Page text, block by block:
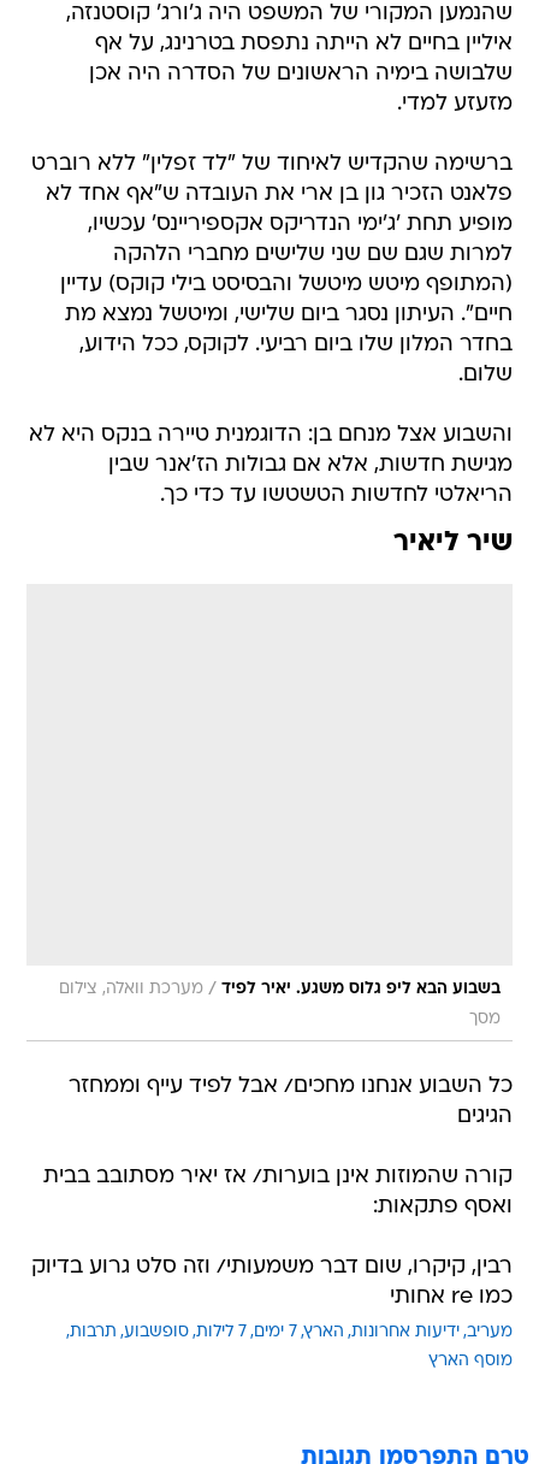
שהנמען המקורי של המשפט היה ג'ורג' קוסטנזה,
איליין בחיים לא הייתה נתפסת בטרנינג, על אף
שלבושה בימיה הראשונים של הסדרה היה אכן
מזעזע למדי.
ברשימה שהקדיש לאיחוד של "לד זפלין" ללא רוברט
פלאנט הזכיר גון בן ארי את העובדה ש"אף אחד לא
מופיע תחת 'ג'ימי הנדריקס אקספיריינס' עכשיו,
למרות שגם שם שני שלישים מחברי הלהקה
(המתופף מיטש מיטשל והבסיסט בילי קוקס) עדיין
חיים". העיתון נסגר ביום שלישי, ומיטשל נמצא מת
בחדר המלון שלו ביום רביעי. לקוקס, ככל הידוע,
שלום.
והשבוע אצל מנחם בן: הדוגמנית טיירה בנקס היא לא
מגישת חדשות, אלא אם גבולות הז'אנר שבין
הריאלטי לחדשות הטשטשו עד כדי כך.
שיר ליאיר
בשבוע הבא ליפ גלוס משגע. יאיר לפיד / מערכת וואלה, צילום
מסך
כל השבוע אנחנו מחכים/ אבל לפיד עייף וממחזר
הגיגים
קורה שהמוזות אינן בוערות/ אז יאיר מסתובב בבית
ואסף פתקאות:
רבין, קיקרו, שום דבר משמעותי/ וזה סלט גרוע בדיוק
כמו re אחותי
מעריב ידיעות אחרונות הארץ 7 ימים 7 לילות סופשבוע תרבות
מוסף הארץ
טרם התפרסמו תגובות